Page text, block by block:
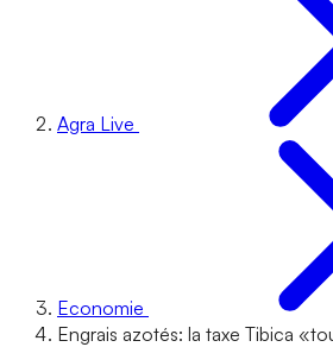
Agra Live
Economie
Engrais azotés: la taxe Tibica